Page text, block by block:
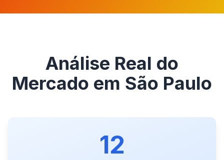
Análise Real do
Mercado em São Paulo
12